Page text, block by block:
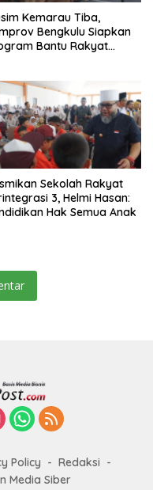
Kemarau Tiba,
Bengkulu Siapkan
Bantu Rakyat
Sekolah Rakyat
3, Helmi Hasan:
Hak Semua Anak
Policy
Redaksi
Media Siber